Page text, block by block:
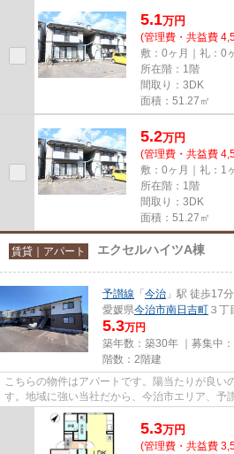
5.1万円
(管理費・共益費
敷：0ヶ月｜礼：0
所在階：1階
間取り：3DK
面積：51.27㎡
5.2万円
(管理費・共益費
敷：0ヶ月｜礼：1
所在階：1階
間取り：3DK
面積：51.27㎡
賃貸｜アパート エクセルハイツA棟
予讃線 「 今治 」駅 徒歩17分
愛媛県今治市南日吉町 ３丁
5.3万円
築年数：築30年 ｜募集中：
階数：2階建
こちらの物件はアパートです。陽当たりが良い
す。地域に強い当社だから、今治市エリア、予
すぐにお応えできます。お問い...
5.3万円
(管理費・共益費